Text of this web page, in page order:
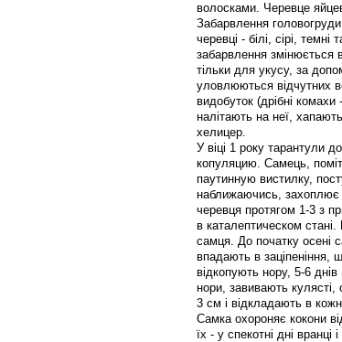
волосками. Черевце
Забарвлення
черевці - білі, сірі,
забарвлення змінюється
тільки для укусу, за
уловлюються відчутних
видобуток (дрібні
налітають на неї,
хелицер.
У віці 1 року тарантули
копуляцию. Самець,
паутинную вистилку,
наближаючись, захоплює
черевця протягом 1-3 з
в каталептическом
самця. До початку осені
впадають в заціпеніння,
відкопують нору, 5-6
нори, завивають кулясті,
3 см і відкладають в
Самка охороняє кокони
їх - у спекотні дні